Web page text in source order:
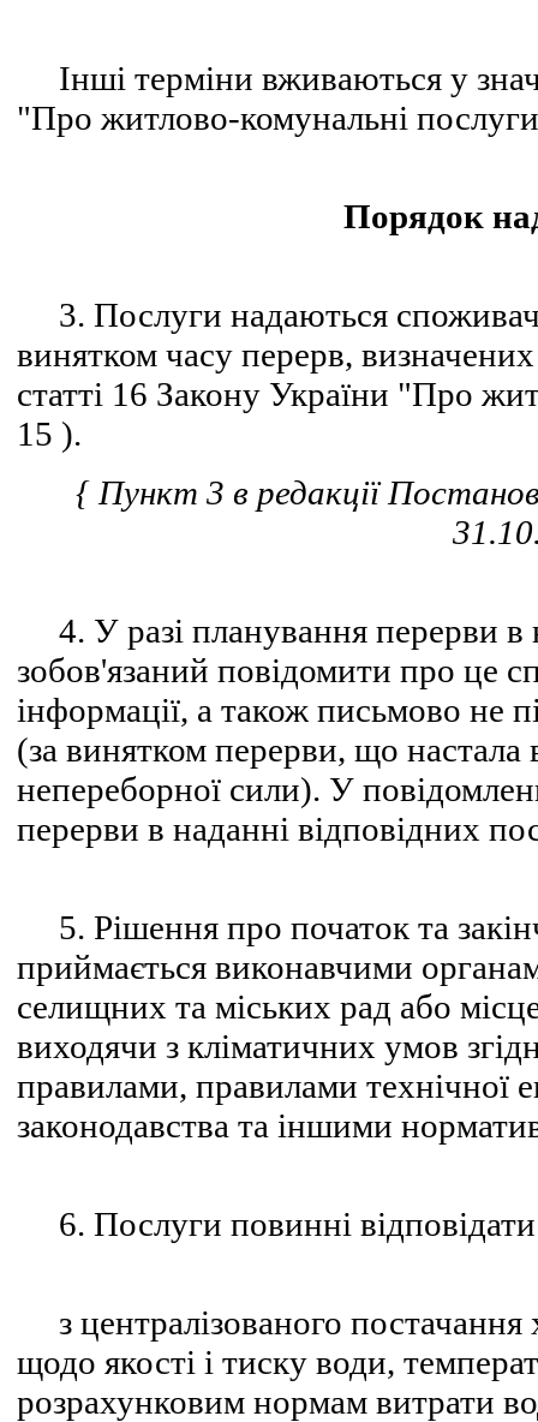
Інші терміни вживаються у
"Про житлово-комунальні
Порядок
3. Послуги надаються
винятком часу перерв,
статті 16 Закону України "Про
15 ).
{ Пункт 3 в редакції
4. У разі планування перерви в
зобов'язаний повідомити про це
інформації, а також письмово не
(за винятком перерви, що настала
непереборної сили). У
перерви в наданні відповідних
5. Рішення про початок та
приймається виконавчими
селищних та міських рад або
виходячи з кліматичних умов
правилами, правилами технічної
законодавства та іншими
6. Послуги повинні
з централізованого постачання
щодо якості і тиску води,
розрахунковим нормам витрати